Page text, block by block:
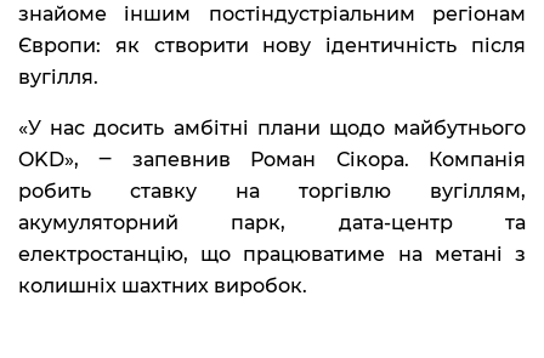
знайоме іншим постіндустріальним регіонам
Європи: як створити нову ідентичність після
вугілля.
«У нас досить амбітні плани щодо майбутнього
OKD», ‒ запевнив Роман Сікора. Компанія
робить ставку на торгівлю вугіллям,
акумуляторний парк, дата-центр та
електростанцію, що працюватиме на метані з
колишніх шахтних виробок.